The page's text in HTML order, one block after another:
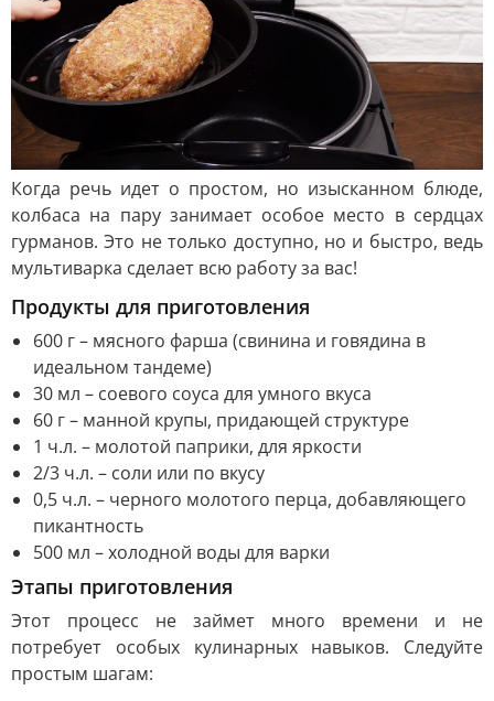
Когда речь идет о простом, но изысканном блюде,
колбаса на пару занимает особое место в сердцах
гурманов. Это не только доступно, но и быстро, ведь
мультиварка сделает всю работу за вас!
Продукты для приготовления
600 г – мясного фарша (свинина и говядина в
идеальном тандеме)
30 мл – соевого соуса для умного вкуса
60 г – манной крупы, придающей структуре
1 ч.л. – молотой паприки, для яркости
2/3 ч.л. – соли или по вкусу
0,5 ч.л. – черного молотого перца, добавляющего
пикантность
500 мл – холодной воды для варки
Этапы приготовления
Этот процесс не займет много времени и не
потребует особых кулинарных навыков. Следуйте
простым шагам: